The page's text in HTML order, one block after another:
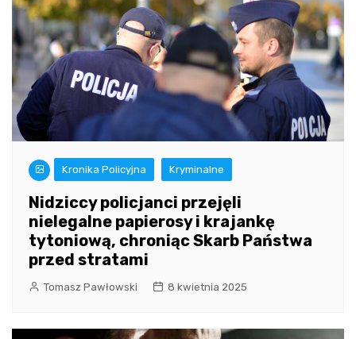
Kronika Policyjna Kryminalne
Nidziccy policjanci przejęli
nielegalne papierosy i krajankę
tytoniową, chroniąc Skarb Państwa
przed stratami
Tomasz Pawłowski 8 kwietnia 2025